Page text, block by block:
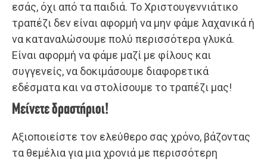
εσάς, όχι από τα παιδιά. Το Χριστουγεννιάτικο
τραπέζι δεν είναι αφορμή να μην φάμε λαχανικά ή
να καταναλώσουμε πολύ περισσότερα γλυκά.
Είναι αφορμή να φάμε μαζί με φίλους και
συγγενείς, να δοκιμάσουμε διαφορετικά
εδέσματα και να στολίσουμε το τραπέζι μας!
Μείνετε δραστήριοι!
Αξιοποιείστε τον ελεύθερο σας χρόνο, βάζοντας
τα θεμέλια για μια χρονιά με περισσότερη